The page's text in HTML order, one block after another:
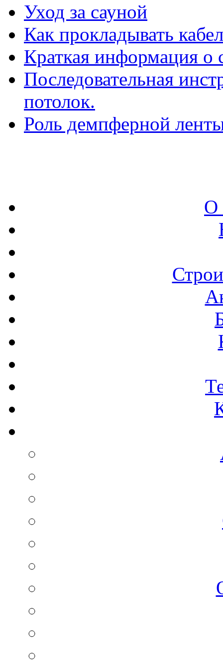
Уход за сауной
Как прокладывать
Краткая информация о
Последовательная
потолок.
Роль демпферной
О